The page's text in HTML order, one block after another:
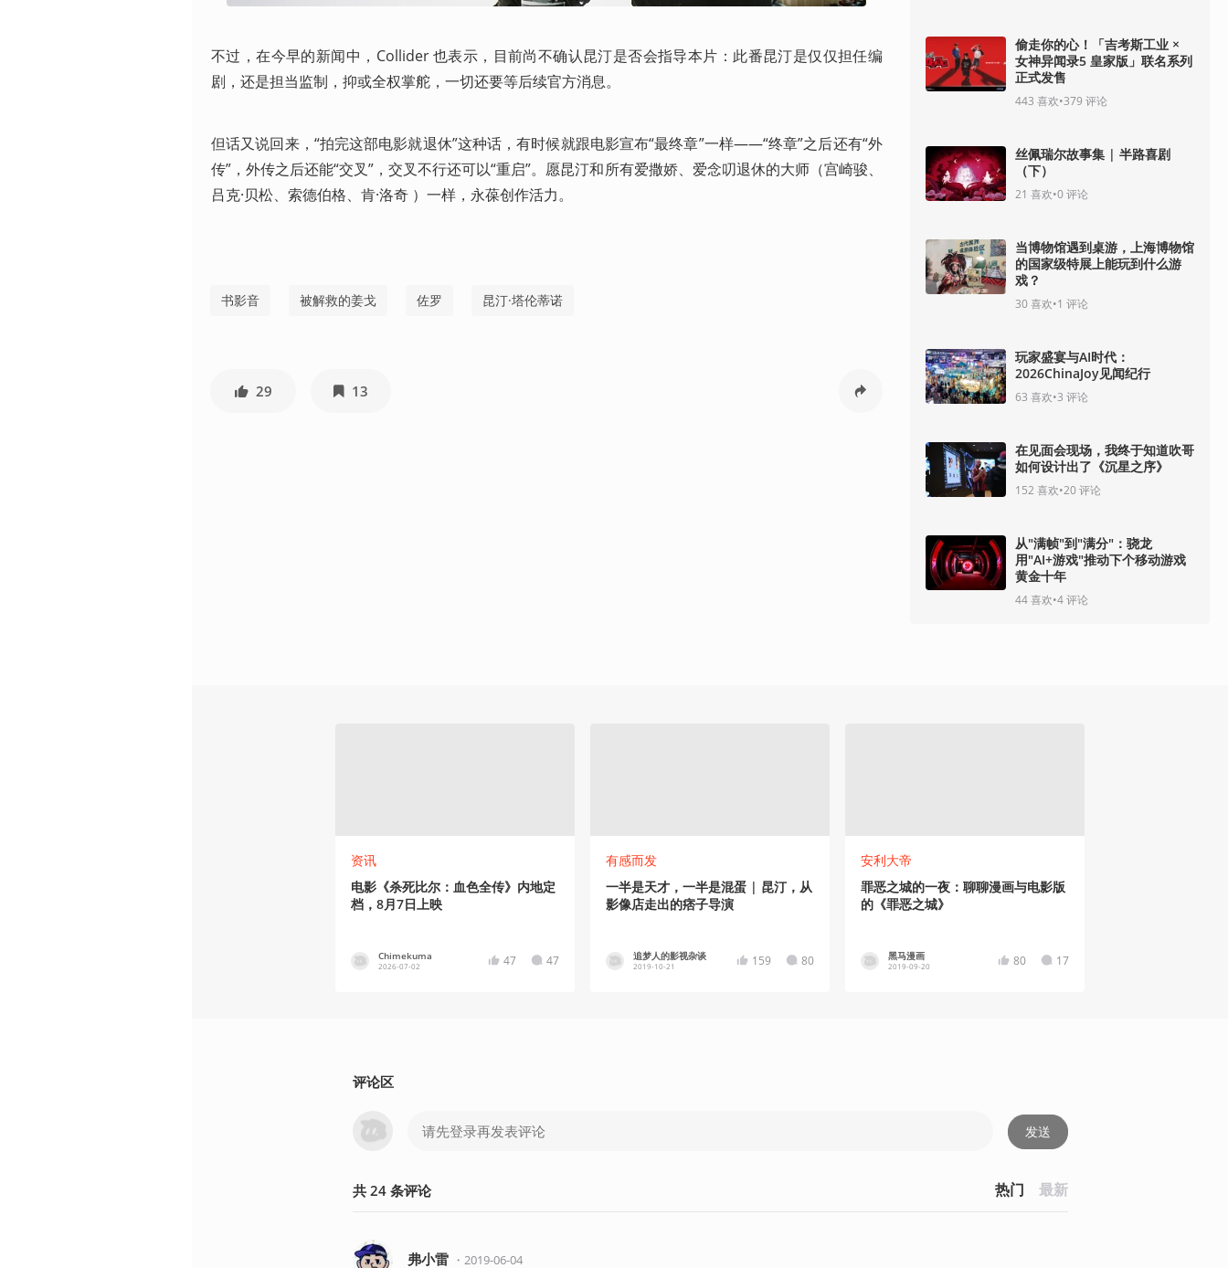
不过，在今早的新闻中，Collider 也表示，目前尚不确认昆汀是否会指导本片：此番昆汀是仅仅担任编
剧，还是担当监制，抑或全权掌舵，一切还要等后续官方消息。
但话又说回来，“拍完这部电影就退休”这种话，有时候就跟电影宣布“最终章”一样——“终章”之后还有“外
传”，外传之后还能“交叉”，交叉不行还可以“重启”。愿昆汀和所有爱撒娇、爱念叨退休的大师（宫崎骏、
吕克·贝松、索德伯格、肯·洛奇 ）一样，永葆创作活力。
书影音 被解救的姜戈 佐罗 昆汀·塔伦蒂诺
29 13
偷走你的心！「吉考斯工业 ×
女神异闻录5 皇家版」联名系列
正式发售
443 喜欢•379 评论
丝佩瑞尔故事集 | 半路喜剧
（下）
21 喜欢•0评论
当博物馆遇到桌游，上海博物馆
的国家级特展上能玩到什么游
戏？
30喜欢•1 评论
玩家盛宴与AI时代：
2026ChinaJoy见闻纪行
63 喜欢•3 评论
在见面会现场，我终于知道吹哥
如何设计出了《沉星之序》
152 喜欢•20评论
从"满帧"到"满分"：骁龙
用"AI+游戏"推动下个移动游戏
黄金十年
44喜欢•4评论
资讯
电影《杀死比尔：血色全传》内地定
档，8月7日上映
Chimekuma
2026-07-02 47 47
有感而发
一半是天才，一半是混蛋 | 昆汀，从
影像店走出的痞子导演
追梦人的影视杂谈
2019-10-21 159 80
安利大帝
罪恶之城的一夜：聊聊漫画与电影版
的《罪恶之城》
黑马漫画
2019-09-20 80 17
评论区
发送
共 24条评论 热门 最新
弗小雷 ・ 2019-06-04